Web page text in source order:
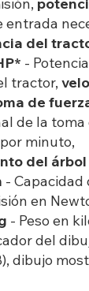
entrada
del
- Potencia
tractor,
de
de la
minuto,
del árbol
- Capacidad
en
- Peso en
del
dibujo